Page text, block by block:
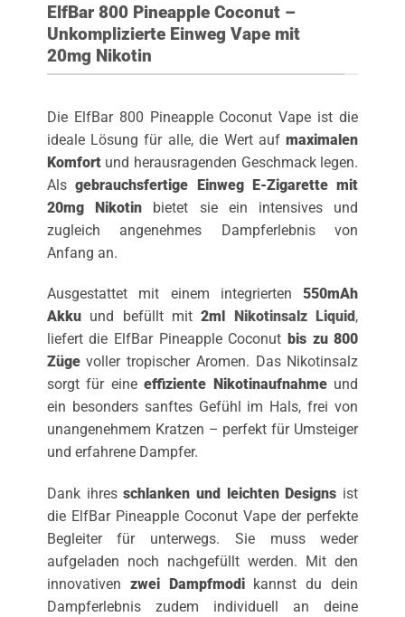
ElfBar 800 Pineapple Coconut –
Unkomplizierte Einweg Vape mit
20mg Nikotin
Die ElfBar 800 Pineapple Coconut Vape ist die
ideale Lösung für alle, die Wert aufmaximalen
Komfortund herausragenden Geschmack legen.
Alsgebrauchsfertige Einweg E-Zigarette mit
20mg Nikotin bietet sie ein intensives und
zugleich angenehmes Dampferlebnis von
Anfang an.
Ausgestattet mit einem integrierten550mAh
Akkuund befüllt mit2ml Nikotinsalz Liquid ,
liefert die ElfBar Pineapple Coconut bis zu 800
Zügevoller tropischer Aromen. Das Nikotinsalz
sorgt für eineeffiziente Nikotinaufnahmeund
ein besonders sanftes Gefühl im Hals, frei von
unangenehmem Kratzen – perfekt für Umsteiger
und erfahrene Dampfer.
Dank ihresschlanken und leichten Designs ist
die ElfBar Pineapple Coconut Vape der perfekte
Begleiter für unterwegs. Sie muss weder
aufgeladen noch nachgefüllt werden. Mit den
innovativen zwei Dampfmodikannst du dein
Dampferlebnis zudem individuell an deine